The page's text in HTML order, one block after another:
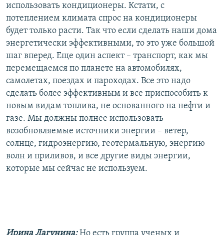
использовать кондиционеры. Кстати, с
потеплением климата спрос на кондиционеры
будет только расти. Так что если сделать наши дома
энергетически эффективными, то это уже большой
шаг вперед. Еще один аспект – транспорт, как мы
перемещаемся по планете на автомобилях,
самолетах, поездах и пароходах. Все это надо
сделать более эффективным и все приспособить к
новым видам топлива, не основанного на нефти и
газе. Мы должны полнее использовать
возобновляемые источники энергии – ветер,
солнце, гидроэнергию, геотермальную, энергию
волн и приливов, и все другие виды энергии,
которые мы сейчас не используем.